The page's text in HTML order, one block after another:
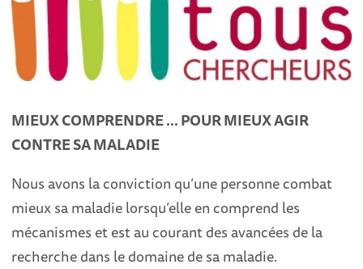
MIEUX COMPRENDRE … POUR MIEUX AGIR
CONTRE SA MALADIE
Nous avons la conviction qu’une personne combat
mieux sa maladie lorsqu’elle en comprend les
mécanismes et est au courant des avancées de la
recherche dans le domaine de sa maladie.